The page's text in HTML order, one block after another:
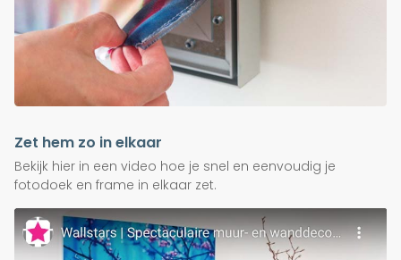
Zet hem zo in elkaar
Bekijk hier in een video hoe je snel en eenvoudig je
fotodoek en frame in elkaar zet.